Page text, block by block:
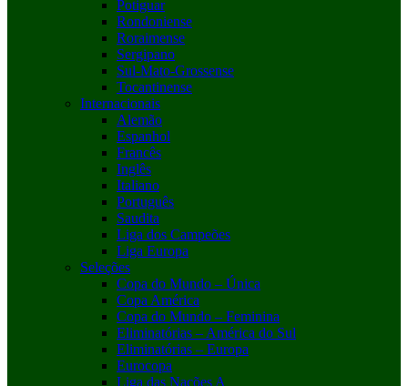
Potiguar
Rondoniense
Roraimense
Sergipano
Sul-Mato-Grossense
Tocantinense
Internacionais
Alemão
Espanhol
Francês
Inglês
Italiano
Português
Saudita
Liga dos Campeões
Liga Europa
Seleções
Copa do Mundo – Única
Copa América
Copa do Mundo – Feminina
Eliminatórias – América do Sul
Eliminatórias – Europa
Eurocopa
Liga das Nações A